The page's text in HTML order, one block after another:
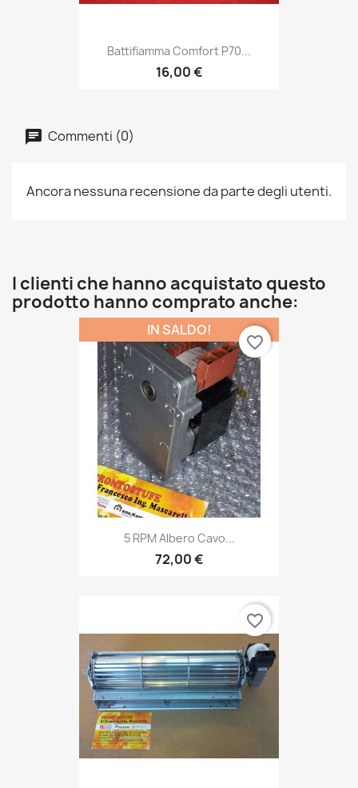
Battifiamma Comfort P70...
16,00 €
Commenti (0)
Ancora nessuna recensione da parte degli utenti.
I clienti che hanno acquistato questo
prodotto hanno comprato anche:
5 RPM Albero Cavo...
72,00 €
IN SALDO!
favorite_border
favorite_border